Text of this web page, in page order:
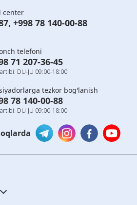
center
, +998 78 140-00-88
telefoni
71 207-36-45
DU-JU 09:00-18:00
tezkor bog'lanish
78 140-00-88
DU-JU 09:00-18:00